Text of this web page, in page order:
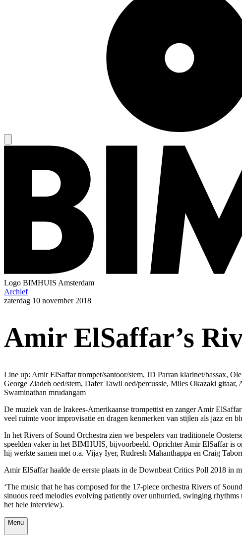
Logo BIMHUIS Amsterdam
Archief
zaterdag 10 november 2018
Amir ElSaffar’s
Line up: Amir ElSaffar trompet/santoor/stem, JD Parran klarinet/bassax,
George Ziadeh oed/stem, Dafer Tawil oed/percussie, Miles Okazaki
Swaminathan mrudangam
De muziek van de Irakees-Amerikaanse trompettist en zanger Amir
veel ruimte voor improvisatie en dragen kenmerken van stijlen als jazz en
In het Rivers of Sound Orchestra zien we bespelers van traditionele
speelden vaker in het BIMHUIS, bijvoorbeeld. Oprichter Amir ElSaffar is
hij werkte samen met o.a. Vijay Iyer, Rudresh Mahanthappa en Craig
Amir ElSaffar haalde de eerste plaats in de Downbeat Critics Poll 2018 in
‘The music that he has composed for the 17-piece orchestra Rivers of
sinuous reed melodies evolving patiently over unhurried, swinging
het hele interview).
Menu